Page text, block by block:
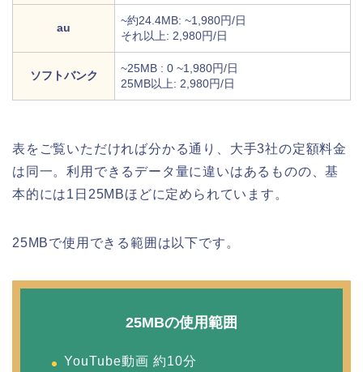
au
~約24.4MB: ~1,980円/日
それ以上: 2,980円/日
ソフトバンク
~25MB : 0 ~1,980円/日
25MB以上: 2,980円/日
表をご覧いただければ分かる通り、大手3社の定額料金
は同一。利用できるデータ量に違いはあるものの、基
本的には1日25MBほどに定められています。
25MBで使用できる範囲は以下です。
25MBの使用範囲
YouTube動画 約10分